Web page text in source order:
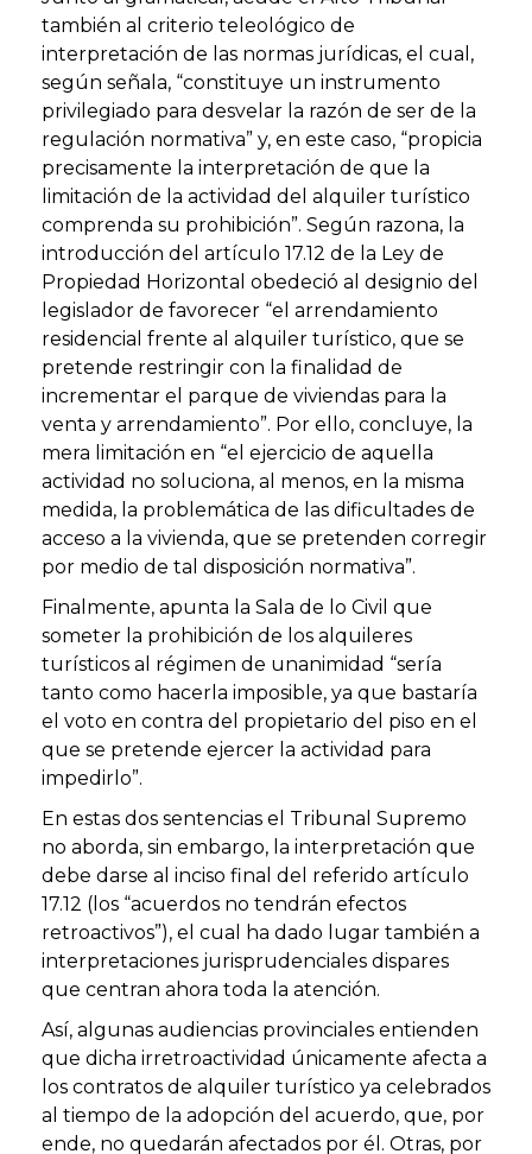
también al criterio teleológico de
interpretación de las normas jurídicas, el cual,
según señala, “constituye un instrumento
privilegiado para desvelar la razón de ser de la
regulación normativa” y, en este caso, “propicia
precisamente la interpretación de que la
limitación de la actividad del alquiler turístico
comprenda su prohibición”. Según razona, la
introducción del artículo 17.12 de la Ley de
Propiedad Horizontal obedeció al designio del
legislador de favorecer “el arrendamiento
residencial frente al alquiler turístico, que se
pretende restringir con la finalidad de
incrementar el parque de viviendas para la
venta y arrendamiento”. Por ello, concluye, la
mera limitación en “el ejercicio de aquella
actividad no soluciona, al menos, en la misma
medida, la problemática de las dificultades de
acceso a la vivienda, que se pretenden corregir
por medio de tal disposición normativa”.
Finalmente, apunta la Sala de lo Civil que
someter la prohibición de los alquileres
turísticos al régimen de unanimidad “sería
tanto como hacerla imposible, ya que bastaría
el voto en contra del propietario del piso en el
que se pretende ejercer la actividad para
impedirlo”.
En estas dos sentencias el Tribunal Supremo
no aborda, sin embargo, la interpretación que
debe darse al inciso final del referido artículo
17.12 (los “acuerdos no tendrán efectos
retroactivos”), el cual ha dado lugar también a
interpretaciones jurisprudenciales dispares
que centran ahora toda la atención.
Así, algunas audiencias provinciales entienden
que dicha irretroactividad únicamente afecta a
los contratos de alquiler turístico ya celebrados
al tiempo de la adopción del acuerdo, que, por
ende, no quedarán afectados por él. Otras, por